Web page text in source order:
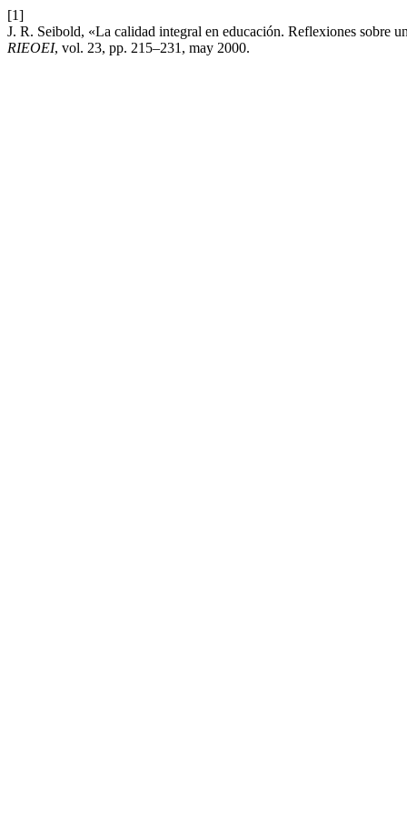
[1]
J. R. Seibold, «La calidad integral en educación. Reflexiones sobre
RIEOEI, vol. 23, pp. 215–231, may 2000.